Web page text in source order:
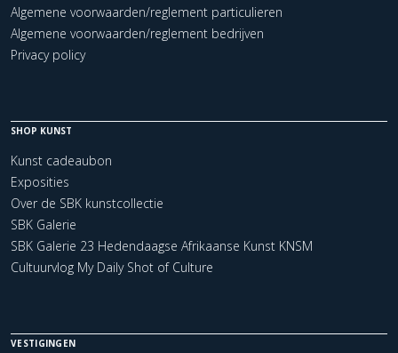
Algemene voorwaarden/reglement particulieren
Algemene voorwaarden/reglement bedrijven
Privacy policy
SHOP KUNST
Kunst cadeaubon
Exposities
Over de SBK kunstcollectie
SBK Galerie
SBK Galerie 23 Hedendaagse Afrikaanse Kunst KNSM
Cultuurvlog My Daily Shot of Culture
VESTIGINGEN